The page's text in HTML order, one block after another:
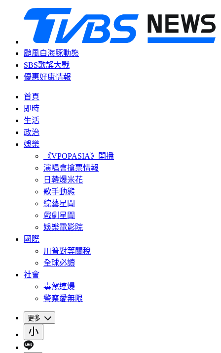
颱風白海豚動態
SBS歌謠大戰
優惠好康情報
首頁
即時
生活
政治
娛樂
《VPOPASIA》開播
演唱會搶票情報
日韓爆米花
歌手動態
綜藝星聞
戲劇星聞
娛樂電影院
國際
川普對等關稅
全球必讀
社會
毒駕連爆
警察愛無限
更多